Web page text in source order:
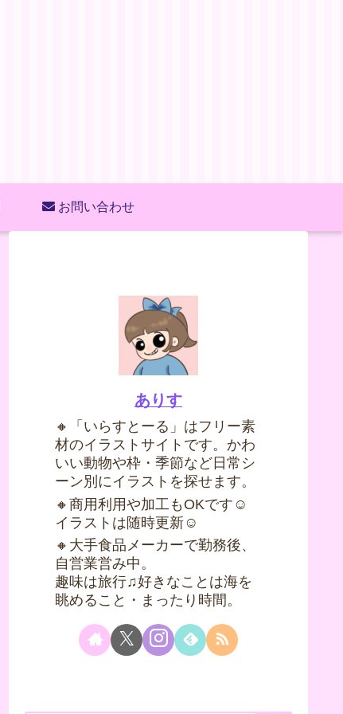
お問い合わせ
ありす
🔸「いらすとーる」はフリー素
材のイラストサイトです。かわ
いい動物や枠・季節など日常シ
ーン別にイラストを探せます。
🔸商用利用や加工もOKです☺
イラストは随時更新☺
🔸大手食品メーカーで勤務後、
自営業営み中。
趣味は旅行♫好きなことは海を
眺めること・まったり時間。